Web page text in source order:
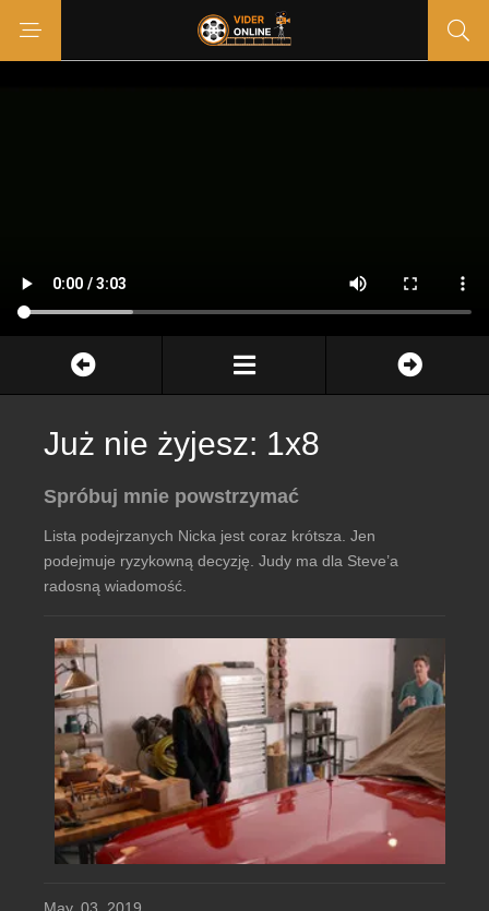
Już nie żyjesz: 1x8
Spróbuj mnie powstrzymać
Lista podejrzanych Nicka jest coraz krótsza. Jen
podejmuje ryzykowną decyzję. Judy ma dla Steve’a
radosną wiadomość.
May. 03, 2019